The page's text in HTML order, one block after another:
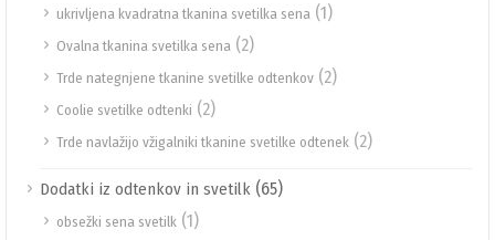
ukrivljena kvadratna tkanina svetilka sena (1)
Ovalna tkanina svetilka sena (2)
Trde nategnjene tkanine svetilke odtenkov (2)
Coolie svetilke odtenki (2)
Trde navlažijo vžigalniki tkanine svetilke odtenek (2)
Dodatki iz odtenkov in svetilk (65)
obsežki sena svetilk (1)